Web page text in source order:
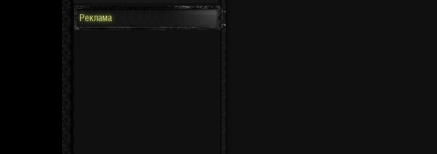
Реклама